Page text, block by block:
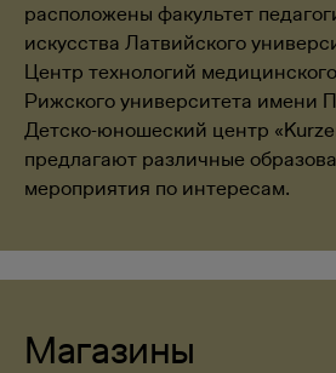
расположены факультет
искусства Латвийского
Центр технологий
Рижского университета имени
Детско-юношеский центр
предлагают различные
мероприятия по интересам.
Магазины